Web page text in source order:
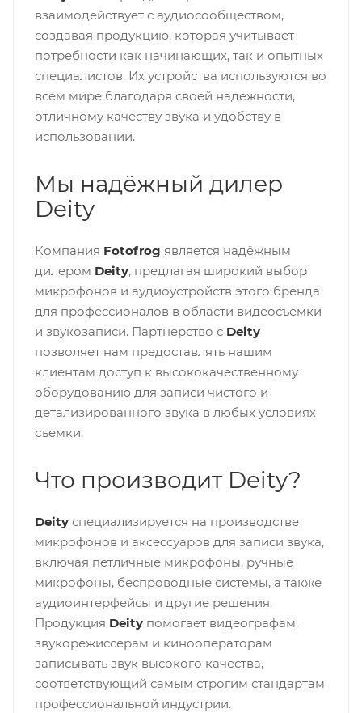
взаимодействует с аудиосообществом,
создавая продукцию, которая учитывает
потребности как начинающих, так и опытных
специалистов. Их устройства используются во
всем мире благодаря своей надежности,
отличному качеству звука и удобству в
использовании.
Мы надёжный дилер
Deity
Компания Fotofrog является надёжным
дилером Deity, предлагая широкий выбор
микрофонов и аудиоустройств этого бренда
для профессионалов в области видеосъемки
и звукозаписи. Партнерство с Deity
позволяет нам предоставлять нашим
клиентам доступ к высококачественному
оборудованию для записи чистого и
детализированного звука в любых условиях
съемки.
Что производит Deity?
Deityспециализируется на производстве
микрофонов и аксессуаров для записи звука,
включая петличные микрофоны, ручные
микрофоны, беспроводные системы, а также
аудиоинтерфейсы и другие решения.
Продукция Deityпомогает видеографам,
звукорежиссерам и кинооператорам
записывать звук высокого качества,
соответствующий самым строгим стандартам
профессиональной индустрии.